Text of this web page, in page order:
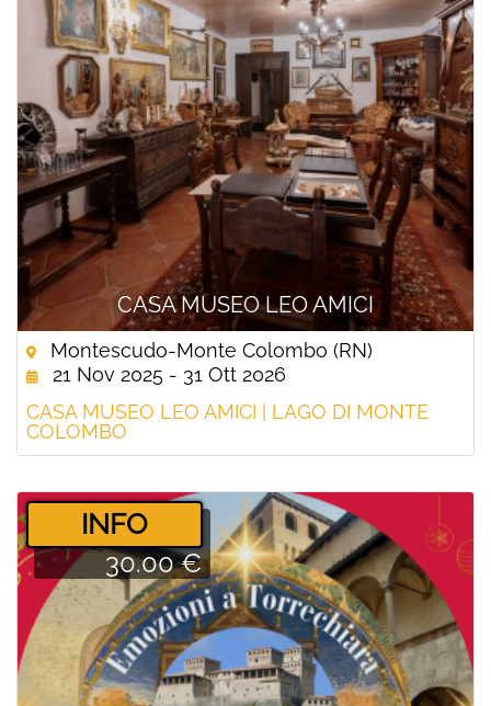
CASA MUSEO LEO AMICI
Montescudo-Monte Colombo (RN)
21 Nov 2025 - 31 Ott 2026
CASA MUSEO LEO AMICI | LAGO DI MONTE
COLOMBO
­INFO
30.00 €